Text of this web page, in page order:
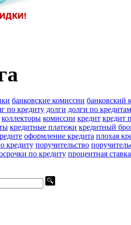
банковские комиссии банковский
по кредиту долги долги по кредитам
коллекторы комиссии кредит кредит
кредитные платежи кредитный
оформление кредита плохая
кредиту поручительство
по кредиту процентная ставка